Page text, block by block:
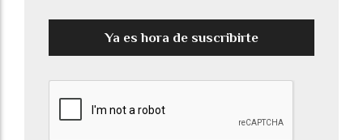
Ya es hora de suscribirte